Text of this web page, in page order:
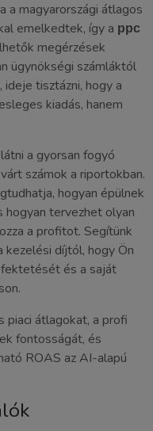
a magyarországi átlagos
emelkedtek, így a ppc
megérzések
ügynökségi számláktól
tisztázni, hogy a
kiadás, hanem
a gyorsan fogyó
számok a riportokban.
hogyan épülnek
tervezhet olyan
a profitot. Segítünk
kezelési díjtól, hogy Ön
és a saját
átlagokat, a profi
fontosságát, és
ROAS az AI-alapú